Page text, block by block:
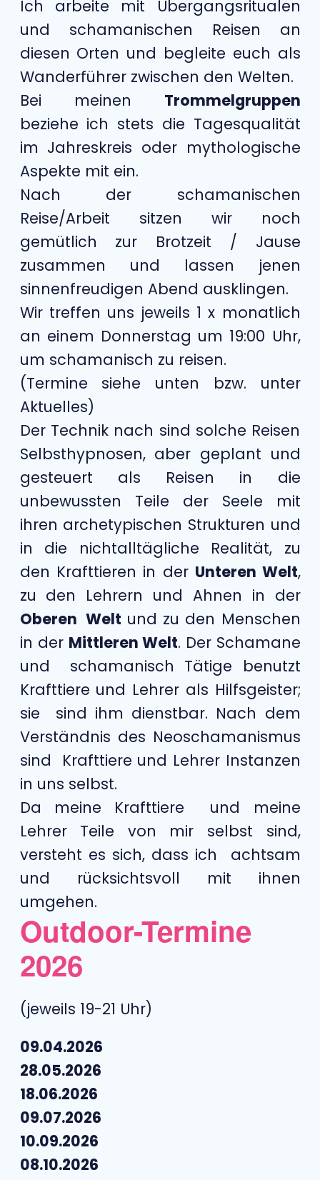
Ich arbeite mit Übergangsritualen
und schamanischen Reisen an
diesen Orten und begleite euch als
Wanderführer zwischen den Welten.
Bei meinen Trommelgruppen
beziehe ich stets die Tagesqualität
im Jahreskreis oder mythologische
Aspekte mit ein.
Nach der schamanischen
Reise/Arbeit sitzen wir noch
gemütlich zur Brotzeit / Jause
zusammen und lassen jenen
sinnenfreudigen Abend ausklingen.
Wir treffen uns jeweils 1 x monatlich
an einem Donnerstag um 19:00 Uhr,
um schamanisch zu reisen.
(Termine siehe unten bzw. unter
Aktuelles)
Der Technik nach sind solche Reisen
Selbsthypnosen, aber geplant und
gesteuert als Reisen in die
unbewussten Teile der Seele mit
ihren archetypischen Strukturen und
in die nichtalltägliche Realität, zu
den Krafttieren in der Unteren Welt,
zu den Lehrern und Ahnen in der
Oberen Welt und zu den Menschen
in der Mittleren Welt. Der Schamane
und schamanisch Tätige benutzt
Krafttiere und Lehrer als Hilfsgeister;
sie sind ihm dienstbar. Nach dem
Verständnis des Neoschamanismus
sind Krafttiere und Lehrer Instanzen
in uns selbst.
Da meine Krafttiere und meine
Lehrer Teile von mir selbst sind,
versteht es sich, dass ich achtsam
und rücksichtsvoll mit ihnen
umgehen.
Outdoor-Termine
2026
(jeweils 19-21 Uhr)
09.04.2026
28.05.2026
18.06.2026
09.07.2026
10.09.2026
08.10.2026